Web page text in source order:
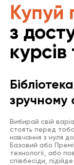
Купуй
з
курсів
зручному
Вибирай свій
стоять перед
навчання з нуля
Базовий або
технології, або
співбесіди,